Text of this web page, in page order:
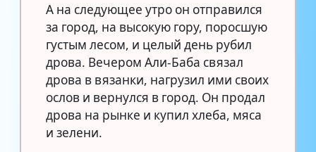
А на следующее утро он отправился
за город, на высокую гору, поросшую
густым лесом, и целый день рубил
дрова. Вечером Али-Баба связал
дрова в вязанки, нагрузил ими своих
ослов и вернулся в город. Он продал
дрова на рынке и купил хлеба, мяса
и зелени.